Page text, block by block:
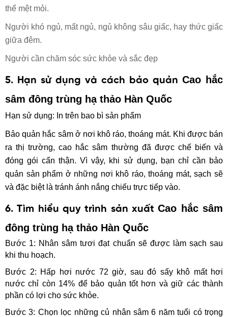
thể mệt mỏi.
Người khó ngủ, mất ngủ, ngủ không sâu giấc, hay thức giấc
giữa đêm.
Người cần chăm sóc sức khỏe và sắc đẹp
5. Hạn sử dụng và cách bảo quản Cao hắc
sâm đông trùng hạ thảo Hàn Quốc
Hạn sử dụng: In trên bao bì sản phẩm
Bảo quản hắc sâm ở nơi khô ráo, thoáng mát. Khi được bán
ra thị trường, cao hắc sâm thường đã được chế biến và
đóng gói cẩn thận. Vì vậy, khi sử dụng, bạn chỉ cần bảo
quản sản phẩm ở những nơi khô ráo, thoáng mát, sạch sẽ
và đặc biệt là tránh ánh nắng chiếu trực tiếp vào.
6. Tìm hiểu quy trình sản xuấtCao hắc sâm
đông trùng hạ thảo Hàn Quốc
Bước 1: Nhân sâm tươi đạt chuẩn sẽ được làm sạch sau
khi thu hoạch.
Bước 2: Hấp hơi nước 72 giờ, sau đó sấy khô mất hơi
nước chỉ còn 14% để bảo quản tốt hơn và giữ các thành
phần có lợi cho sức khỏe.
Bước 3: Chọn lọc những củ nhân sâm 6 năm tuổi có trọng